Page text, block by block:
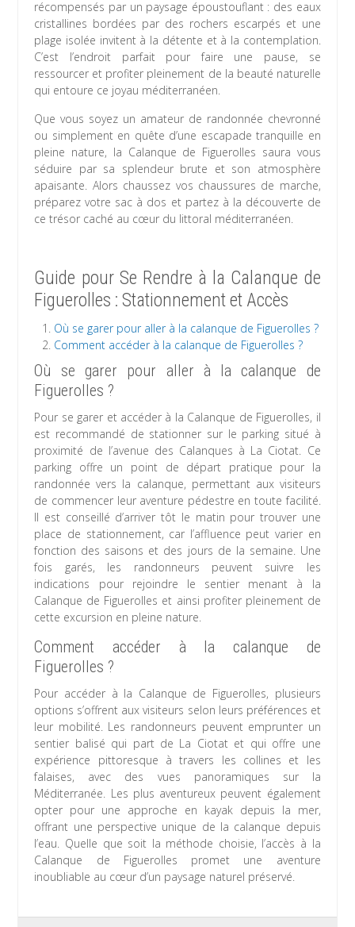
récompensés par un paysage époustouflant : des eaux
cristallines bordées par des rochers escarpés et une
plage isolée invitent à la détente et à la contemplation.
C’est l’endroit parfait pour faire une pause, se
ressourcer et profiter pleinement de la beauté naturelle
qui entoure ce joyau méditerranéen.
Que vous soyez un amateur de randonnée chevronné
ou simplement en quête d’une escapade tranquille en
pleine nature, la Calanque de Figuerolles saura vous
séduire par sa splendeur brute et son atmosphère
apaisante. Alors chaussez vos chaussures de marche,
préparez votre sac à dos et partez à la découverte de
ce trésor caché au cœur du littoral méditerranéen.
Guide pour Se Rendre à la Calanque de
Figuerolles : Stationnement et Accès
Où se garer pour aller à la calanque de Figuerolles ?
Comment accéder à la calanque de Figuerolles ?
Où se garer pour aller à la calanque de
Figuerolles ?
Pour se garer et accéder à la Calanque de Figuerolles, il
est recommandé de stationner sur le parking situé à
proximité de l’avenue des Calanques à La Ciotat. Ce
parking offre un point de départ pratique pour la
randonnée vers la calanque, permettant aux visiteurs
de commencer leur aventure pédestre en toute facilité.
Il est conseillé d’arriver tôt le matin pour trouver une
place de stationnement, car l’affluence peut varier en
fonction des saisons et des jours de la semaine. Une
fois garés, les randonneurs peuvent suivre les
indications pour rejoindre le sentier menant à la
Calanque de Figuerolles et ainsi profiter pleinement de
cette excursion en pleine nature.
Comment accéder à la calanque de
Figuerolles ?
Pour accéder à la Calanque de Figuerolles, plusieurs
options s’offrent aux visiteurs selon leurs préférences et
leur mobilité. Les randonneurs peuvent emprunter un
sentier balisé qui part de La Ciotat et qui offre une
expérience pittoresque à travers les collines et les
falaises, avec des vues panoramiques sur la
Méditerranée. Les plus aventureux peuvent également
opter pour une approche en kayak depuis la mer,
offrant une perspective unique de la calanque depuis
l’eau. Quelle que soit la méthode choisie, l’accès à la
Calanque de Figuerolles promet une aventure
inoubliable au cœur d’un paysage naturel préservé.